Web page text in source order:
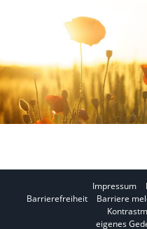
Impressum
Barrierefreiheit
Barriere
I
m
eigenes